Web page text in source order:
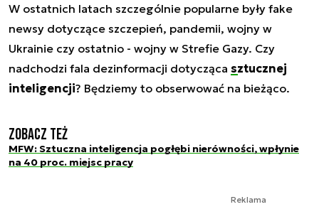
W ostatnich latach szczególnie popularne były fake
newsy dotyczące szczepień, pandemii, wojny w
Ukrainie czy ostatnio - wojny w Strefie Gazy. Czy
nadchodzi fala dezinformacji dotycząca sztucznej
inteligencji? Będziemy to obserwować na bieżąco.
Zobacz też
MFW: Sztuczna inteligencja pogłębi nierówności, wpłynie
na 40 proc. miejsc pracy
Reklama